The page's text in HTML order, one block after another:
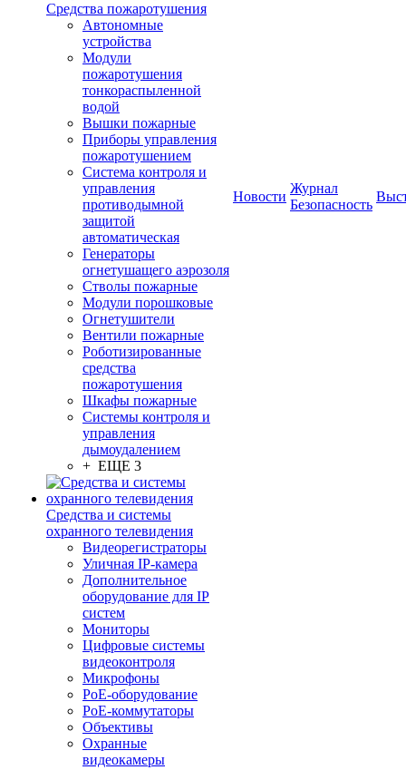
Средства пожаротушения
Автономные
устройства
Модули
пожаротушения
тонкораспыленной
водой
Вышки пожарные
Приборы управления
пожаротушением
Система контроля и
управления
противодымной
защитой
автоматическая
Генераторы
огнетушащего аэрозоля
Стволы пожарные
Модули порошковые
Огнетушители
Вентили пожарные
Роботизированные
средства
пожаротушения
Шкафы пожарные
Системы контроля и
управления
дымоудалением
+ ЕЩЕ 3
Средства и системы
охранного телевидения
Видеорегистраторы
Уличная IP-камера
Дополнительное
оборудование для IP
систем
Мониторы
Цифровые системы
видеоконтроля
Микрофоны
PoE-оборудование
PoE-коммутаторы
Объективы
Охранные
видеокамеры
Новости
Журнал
Безопасность